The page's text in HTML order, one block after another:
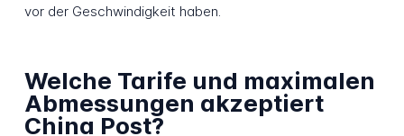
vor der Geschwindigkeit haben.
Welche Tarife und maximalen
Abmessungen akzeptiert
China Post?